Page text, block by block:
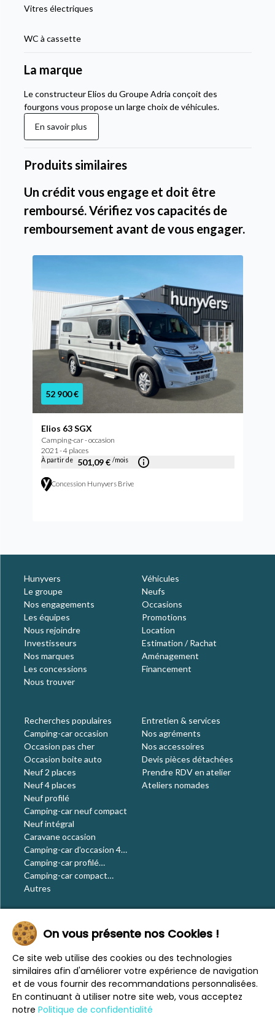
Vitres électriques
WC à cassette
La marque
Le constructeur Elios du Groupe Adria conçoit des
fourgons vous propose un large choix de véhicules.
En savoir plus
Produits similaires
Un crédit vous engage et doit être
remboursé. Vérifiez vos capacités de
remboursement avant de vous engager.
52 900 €
Elios 63 SGX
Camping-car - occasion
2021 - 4 places
À partir de 501,09 € /mois
Concession Hunyvers Brive
Hunyvers
Le groupe
Nos engagements
Les équipes
Nous rejoindre
Investisseurs
Nos marques
Les concessions
Nous trouver
Véhicules
Neufs
Occasions
Promotions
Location
Estimation / Rachat
Aménagement
Financement
Recherches populaires
Camping-car occasion
Occasion pas cher
Occasion boite auto
Neuf 2 places
Neuf 4 places
Neuf profilé
Camping-car neuf compact
Neuf intégral
Caravane occasion
Camping-car d'occasion 4
places
Camping-car profilé
occasion
Camping-car compact
occasion
Autres
Entretien & services
Nos agréments
Nos accessoires
Devis pièces détachées
Prendre RDV en atelier
Ateliers nomades
Le blog
Actualités
Évènements
Nos conseils
Vos voyages
CaraMaps
Espace presse
On vous présente nos Cookies !
Ce site web utilise des cookies ou des technologies
similaires afin d'améliorer votre expérience de navigation
et de vous fournir des recommandations personnalisées.
En continuant à utiliser notre site web, vous acceptez
notre Politique de confidentialité